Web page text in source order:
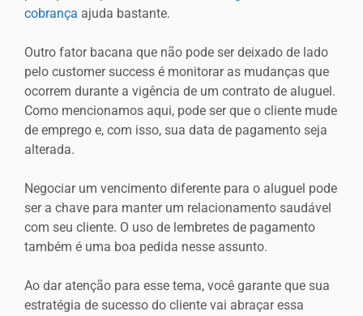
cobrança ajuda bastante.
Outro fator bacana que não pode ser deixado de lado
pelo customer success é monitorar as mudanças que
ocorrem durante a vigência de um contrato de aluguel.
Como mencionamos aqui, pode ser que o cliente mude
de emprego e, com isso, sua data de pagamento seja
alterada.
Negociar um vencimento diferente para o aluguel pode
ser a chave para manter um relacionamento saudável
com seu cliente. O uso de lembretes de pagamento
também é uma boa pedida nesse assunto.
Ao dar atenção para esse tema, você garante que sua
estratégia de sucesso do cliente vai abraçar essa